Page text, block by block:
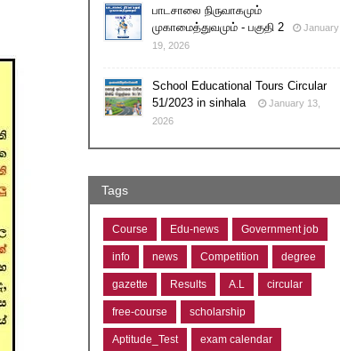
பாடசாலை நிருவாகமும்
முகாமைத்துவமும் - பகுதி 2
January
19, 2026
School Educational Tours Circular
51/2023 in sinhala
January 13,
2026
Tags
Course Edu-news Government job
info news Competition degree
gazette Results A.L circular
free-course scholarship
Aptitude_Test exam calendar